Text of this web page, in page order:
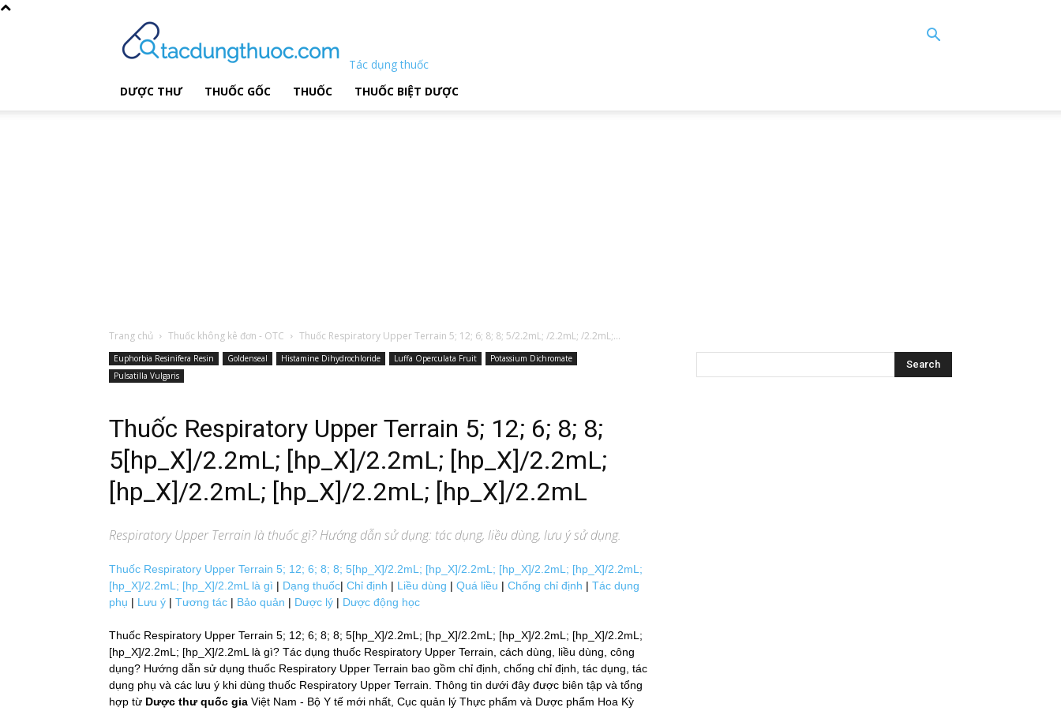
Tác dụng thuốc
DƯỢC THƯ
THUỐC GỐC THUỐC THUỐC BIỆT DƯỢC
Trang chủ Thuốc không kê đơn - OTC Thuốc Respiratory Upper Terrain 5; 12; 6; 8; 8; 5/2.2mL; /2.2mL; /2.2mL;...
Euphorbia Resinifera Resin Goldenseal Histamine Dihydrochloride Luffa Operculata Fruit
Potassium Dichromate
Pulsatilla Vulgaris
Thuốc Respiratory Upper Terrain 5; 12; 6; 8; 8;
5[hp_X]/2.2mL; [hp_X]/2.2mL; [hp_X]/2.2mL;
[hp_X]/2.2mL; [hp_X]/2.2mL; [hp_X]/2.2mL
Respiratory Upper Terrain là thuốc gì? Hướng dẫn sử dụng: tác dụng, liều dùng, lưu ý sử dụng.
Thuốc Respiratory Upper Terrain 5; 12; 6; 8; 8; 5[hp_X]/2.2mL; [hp_X]/2.2mL; [hp_X]/2.2mL; [hp_X]/2.2mL;
[hp_X]/2.2mL; [hp_X]/2.2mL là gì | Dạng thuốc| Chỉ định | Liều dùng | Quá liều | Chống chỉ định | Tác dụng
phụ | Lưu ý | Tương tác | Bảo quản | Dược lý | Dược động học
Thuốc Respiratory Upper Terrain 5; 12; 6; 8; 8; 5[hp_X]/2.2mL; [hp_X]/2.2mL; [hp_X]/2.2mL; [hp_X]/2.2mL;
[hp_X]/2.2mL; [hp_X]/2.2mL là gì? Tác dụng thuốc Respiratory Upper Terrain, cách dùng, liều dùng, công
dụng? Hướng dẫn sử dụng thuốc Respiratory Upper Terrain bao gồm chỉ định, chống chỉ định, tác dụng, tác
dụng phụ và các lưu ý khi dùng thuốc Respiratory Upper Terrain. Thông tin dưới đây được biên tập và tổng
hợp từ Dược thư quốc gia Việt Nam - Bộ Y tế mới nhất, Cục quản lý Thực phẩm và Dược phẩm Hoa Kỳ